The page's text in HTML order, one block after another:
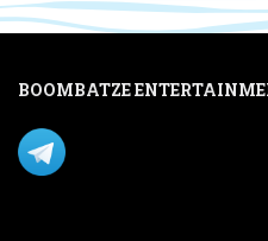
BOOMBATZE